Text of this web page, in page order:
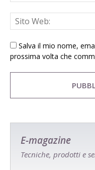
Salva il mio nome,
prossima volta che
E-magazine
Tecniche, prodotti e